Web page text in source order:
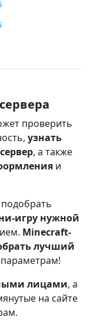
проверить
узнать
, а также
и
игру нужной
Minecraft-
лучший
лицами, а
на сайте